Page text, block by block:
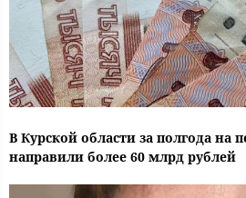
В Курской области за полгода на
направили более 60 млрд рублей